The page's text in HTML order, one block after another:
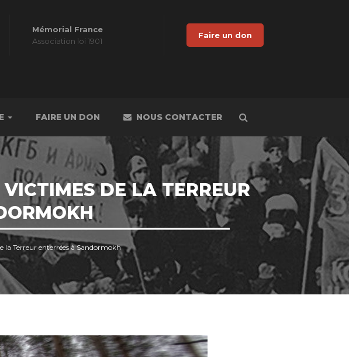
Mémorial France
Association loi 1901
Faire un don
FAIRE UN DON NOUS CONTACTER
DE LA TERREUR
la Terreur enterrées à Sandormokh